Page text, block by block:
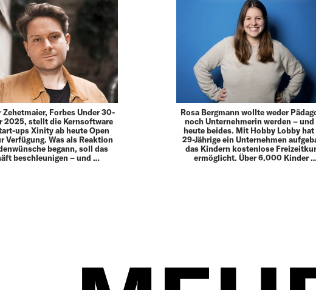
Zehetmaier, Forbes Under 30-
2025, stellt die Kernsoftware
ups Xinity ab heute Open
Verfügung. Was als Reaktion
begann, soll das
beschleunigen – und …
Rosa Bergmann wollte weder
noch Unter­nehmerin werden –
heute beides. Mit Hobby Lobby hat
29-Jährige ein Unternehmen
das Kindern kostenlose
ermöglicht. Über 6.000 Kinder